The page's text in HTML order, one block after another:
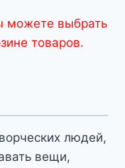
можете выбрать
товаров.
людей,
вещи,